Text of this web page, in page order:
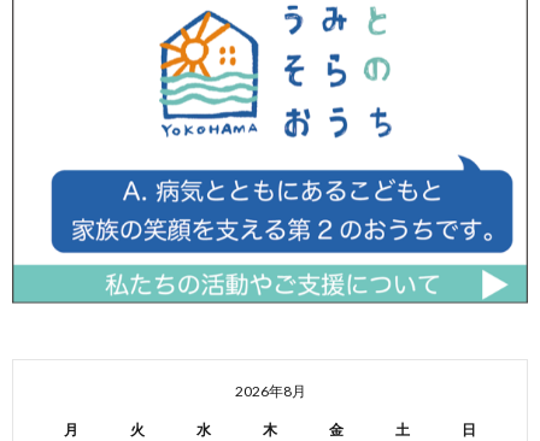
2026年8月
月 火 水 木 金 土 日